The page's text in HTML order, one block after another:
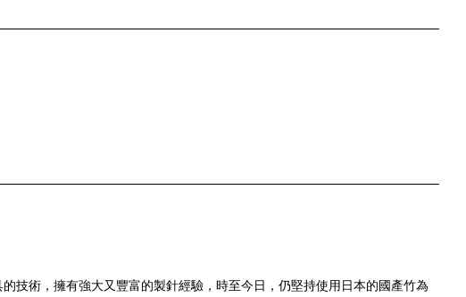
技術，擁有強大又豐富的製針經驗，時至今日，仍堅持使用日本的國產竹為